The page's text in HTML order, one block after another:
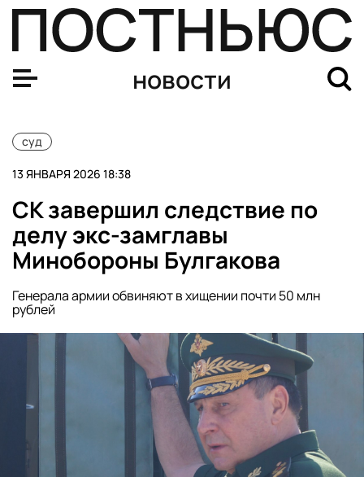
новости
суд
13 ЯНВАРЯ 2026 18:38
СК завершил следствие по
делу экс-замглавы
Минобороны Булгакова
Генерала армии обвиняют в хищении почти 50 млн
рублей
Суд в Нью-Йорке назначил следующее заседание по